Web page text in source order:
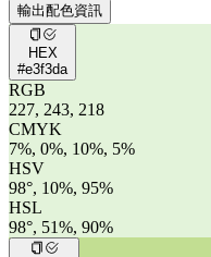
輸出配色資訊
HEX
#e3f3da
RGB
227, 243, 218
CMYK
7%, 0%, 10%, 5%
HSV
98°, 10%, 95%
HSL
98°, 51%, 90%